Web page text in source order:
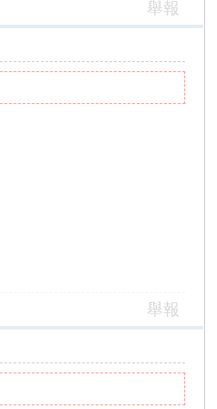
舉報
舉報